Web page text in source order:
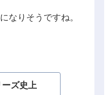
なりそうですね。
ズ史上